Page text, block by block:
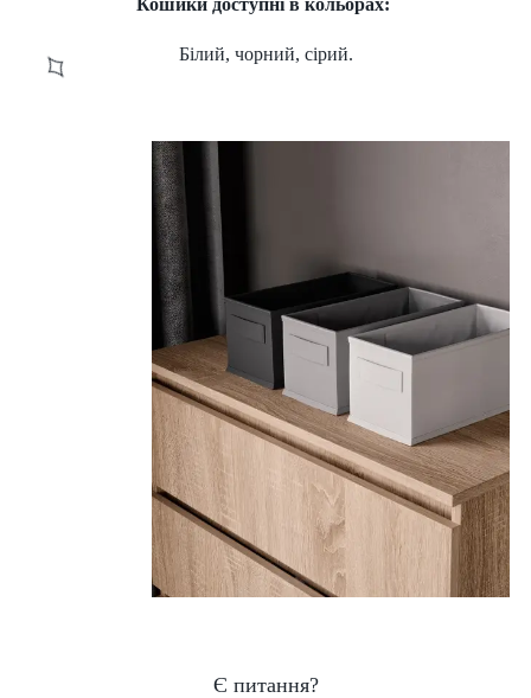
Кошики доступні в кольорах:
Білий, чорний, сірий.
Є питання?